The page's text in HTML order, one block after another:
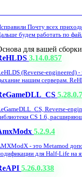
Почту всех
будем работать по
для вашей сборки
3.14.0.857
(Reverse-engineered)
нашим серверам.
Reverse-
CS 1.6,
5.2.9.4
- это Metamod
для Half-Life на
5.26.0.338